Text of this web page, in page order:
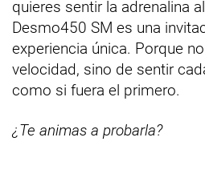
quieres sentir la adrenalina
Desmo450 SM es una
experiencia única. Porque
velocidad, sino de sentir
como si fuera el primero.
¿Te animas a probarla?